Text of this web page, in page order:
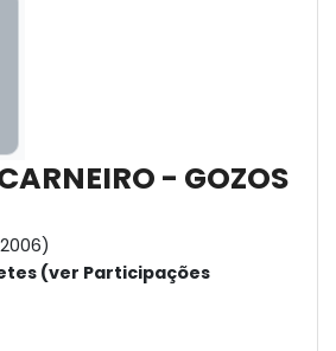
- GOZOS
(ver Participações